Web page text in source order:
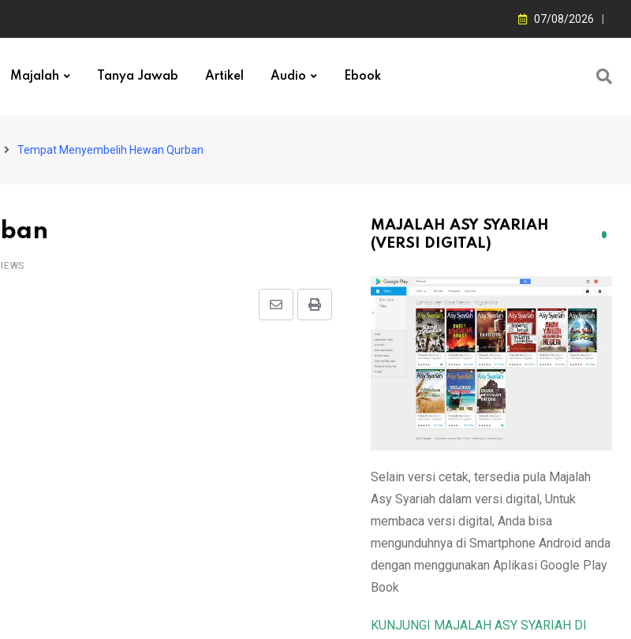
07/08/2026
Majalah Tanya Jawab Artikel Audio Ebook
Tempat Menyembelih Hewan Qurban
Print
Share
MAJALAH ASY SYARIAH
(VERSI DIGITAL)
Selain versi cetak, tersedia pula Majalah
Asy Syariah dalam versi digital, Untuk
membaca versi digital, Anda bisa
mengunduhnya di Smartphone Android anda
dengan menggunakan Aplikasi Google Play
Book
KUNJUNGI MAJALAH ASY SYARIAH DI